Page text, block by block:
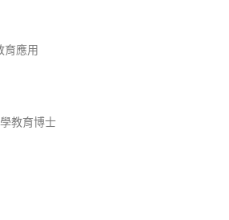
育應用
教育博士